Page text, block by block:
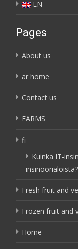
EN
Pages
About us
ar home
Contact us
FARMS
fi
Kuinka IT-
insinöörialoista?
Fresh fruit and
Frozen fruit and
Home